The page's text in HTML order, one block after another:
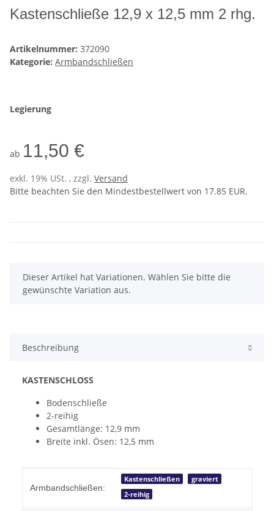
Kastenschließe 12,9 x 12,5 mm 2 rhg.
Artikelnummer: 372090
Kategorie: Armbandschließen
Legierung
ab 11,50 €
exkl. 19% USt. , zzgl. Versand
Bitte beachten Sie den Mindestbestellwert von 17.85 EUR.
x
Dieser Artikel hat Variationen. Wählen Sie bitte die
gewünschte Variation aus.
Beschreibung
KASTENSCHLOSS
Bodenschließe
2-reihig
Gesamtlänge: 12,9 mm
Breite inkl. Ösen: 12,5 mm
Armbandschließen:
Kastenschließen
graviert
2-reihig